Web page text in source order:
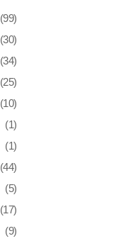
(99)
(30)
(34)
(25)
(10)
(1)
(1)
(44)
(5)
(17)
(9)